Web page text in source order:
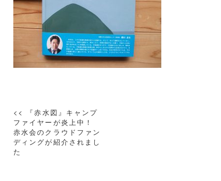
投
稿
ナ
ビ
<< 『赤水図』キャンプ
ファイヤーが炎上中！
赤水会のクラウドファン
ディングが紹介されまし
た